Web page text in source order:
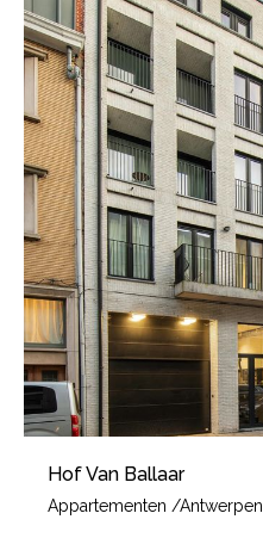
Hof Van Ballaar
Appartementen /Antwerpen